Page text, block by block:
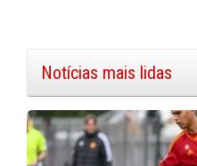
Notícias mais lidas